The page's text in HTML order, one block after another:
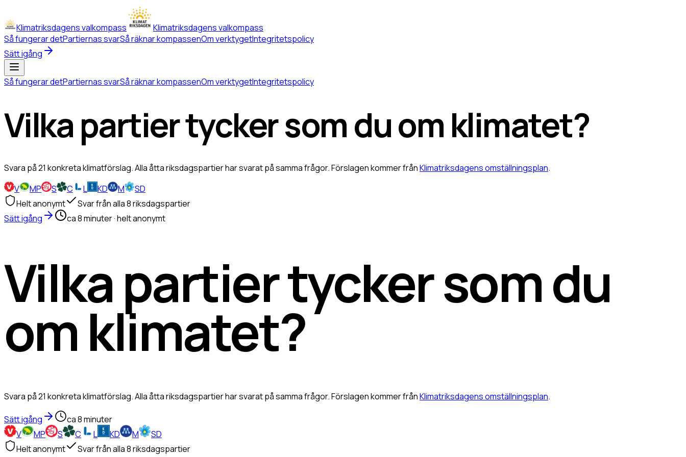
Klimatriksdagens valkompass
Klimatriksdagens valkompass
Så fungerar detPartiernas svarSå räknar kompassenOm verktygetIntegritetspolicy
Sätt igång
Så fungerar detPartiernas svarSå räknar kompassenOm verktygetIntegritetspolicy
Vilka partiertycker som duom klimatet?
Svara på 21 konkreta klimatförslag. Alla åtta riksdagspartier har svarat på samma frågor. Förslagen kommer frånKlimatriksdagens omställningsplan.
V
MP S C L KD M
SD
Helt anonymt
Svar från alla 8 riksdagspartier
Sätt igång
ca 8 minuter · helt anonymt
Vilka partiertycker som du
om klimatet?
Svara på 21 konkreta klimatförslag. Alla åtta riksdagspartier har svarat på samma frågor. Förslagen kommer frånKlimatriksdagens omställningsplan.
Sätt igång
ca 8 minuter
V
MP S C L KD M
SD
Helt anonymt
Svar från alla 8 riksdagspartier